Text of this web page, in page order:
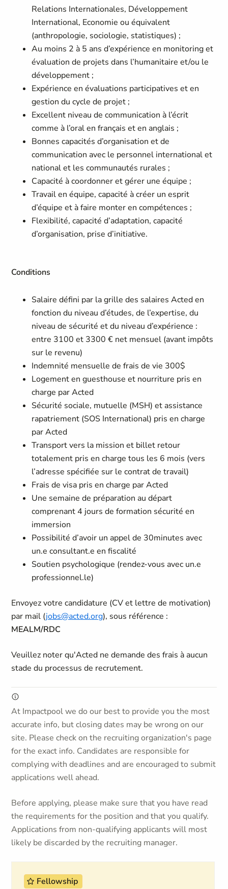
Relations Internationales, Développement
International, Economie ou équivalent
(anthropologie, sociologie, statistiques) ;
Au moins 2 à 5 ans d’expérience en monitoring et
évaluation de projets dans l’humanitaire et/ou le
développement ;
Expérience en évaluations participatives et en
gestion du cycle de projet ;
Excellent niveau de communication à l’écrit
comme à l’oral en français et en anglais ;
Bonnes capacités d’organisation et de
communication avec le personnel international et
national et les communautés rurales ;
Capacité à coordonner et gérer une équipe ;
Travail en équipe, capacité à créer un esprit
d’équipe et à faire monter en compétences ;
Flexibilité, capacité d’adaptation, capacité
d’organisation, prise d’initiative.
Conditions
Salaire défini par la grille des salaires Acted en
fonction du niveau d’études, de l’expertise, du
niveau de sécurité et du niveau d’expérience :
entre 3100 et 3300 € net mensuel (avant impôts
sur le revenu)
Indemnité mensuelle de frais de vie 300$
Logement en guesthouse et nourriture pris en
charge par Acted
Sécurité sociale, mutuelle (MSH) et assistance
rapatriement (SOS International) pris en charge
par Acted
Transport vers la mission et billet retour
totalement pris en charge tous les 6 mois (vers
l’adresse spécifiée sur le contrat de travail)
Frais de visa pris en charge par Acted
Une semaine de préparation au départ
comprenant 4 jours de formation sécurité en
immersion
Possibilité d’avoir un appel de 30minutes avec
un.e consultant.e en fiscalité
Soutien psychologique (rendez-vous avec un.e
professionnel.le)
Envoyez votre candidature (CV et lettre de motivation)
par mail (jobs@acted.org), sous référence :
MEALM/RDC
Veuillez noter qu'Acted ne demande des frais à aucun
stade du processus de recrutement.
At Impactpool we do our best to provide you the most
accurate info, but closing dates may be wrong on our
site. Please check on the recruiting organization's page
for the exact info. Candidates are responsible for
complying with deadlines and are encouraged to submit
applications well ahead.
Before applying, please make sure that you have read
the requirements for the position and that you qualify.
Applications from non-qualifying applicants will most
likely be discarded by the recruiting manager.
Fellowship